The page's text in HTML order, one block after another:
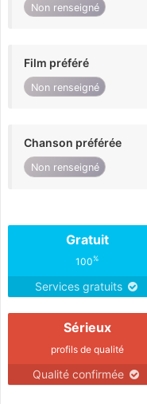
Non renseigné
Film préféré
Non renseigné
Chanson préférée
Non renseigné
Gratuit
100%
Services gratuits
Sérieux
profils de qualité
Qualité confirmée